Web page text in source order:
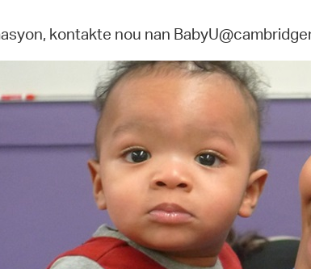
kontakte nou nan